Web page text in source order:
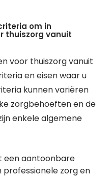
om in
thuiszorg vanuit
voor thuiszorg vanuit
en eisen waar u
kunnen variëren
zorgbehoeften en de
enkele algemene
een aantoonbare
zorg en